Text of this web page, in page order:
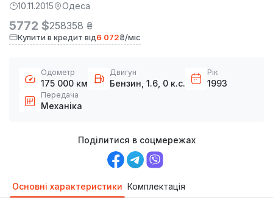
10.11.2015 Одеса
5772 $258358 ₴
Купити в кредит від6 072₴/міс
Одометр
175 000 км
Двигун
Бензин, 1.6, 0 к.с.
Рік
1993
Передача
Механіка
Поділитися в соцмережах
Основні характеристики Комплектація